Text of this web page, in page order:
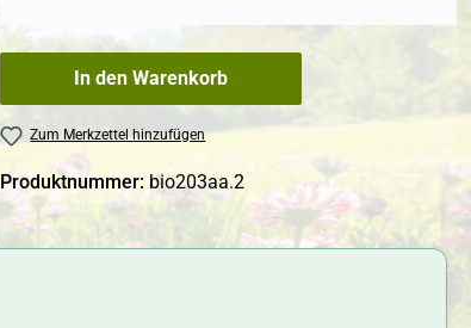
In den Warenkorb
Zum Merkzettel hinzufügen
Produktnummer: bio203aa.2